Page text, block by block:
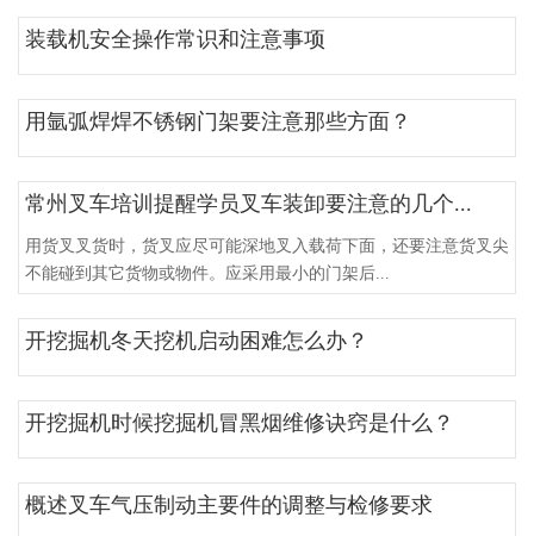
装载机安全操作常识和注意事项
用氩弧焊焊不锈钢门架要注意那些方面？
常州叉车培训提醒学员叉车装卸要注意的几个...
用货叉叉货时，货叉应尽可能深地叉入载荷下面，还要注意货叉尖
不能碰到其它货物或物件。应采用最小的门架后...
开挖掘机冬天挖机启动困难怎么办？
开挖掘机时候挖掘机冒黑烟维修诀窍是什么？
概述叉车气压制动主要件的调整与检修要求